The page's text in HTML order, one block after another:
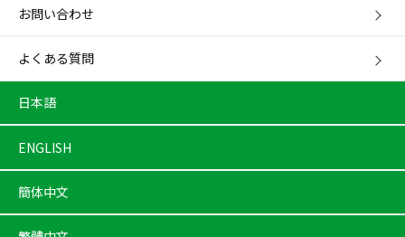
お問い合わせ
よくある質問
日本語
ENGLISH
簡体中文